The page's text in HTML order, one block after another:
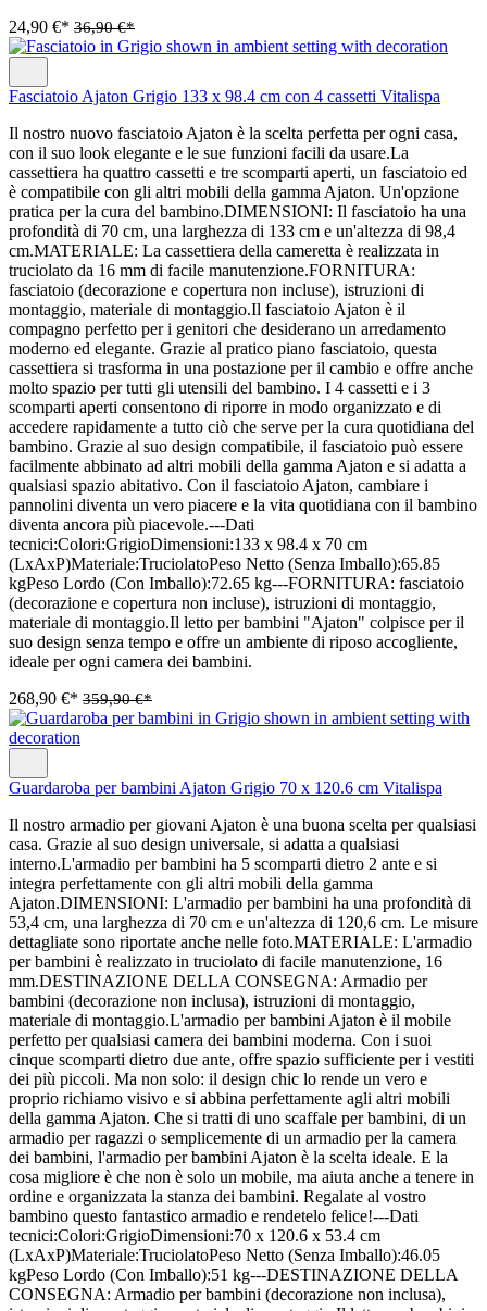
24,90 €* 36,90 €*
Fasciatoio Ajaton Grigio 133 x 98.4 cm con 4 cassetti Vitalispa
Il nostro nuovo fasciatoio Ajaton è la scelta perfetta per ogni casa,
con il suo look elegante e le sue funzioni facili da usare.La
cassettiera ha quattro cassetti e tre scomparti aperti, un fasciatoio ed
è compatibile con gli altri mobili della gamma Ajaton. Un'opzione
pratica per la cura del bambino.DIMENSIONI: Il fasciatoio ha una
profondità di 70 cm, una larghezza di 133 cm e un'altezza di 98,4
cm.MATERIALE: La cassettiera della cameretta è realizzata in
truciolato da 16 mm di facile manutenzione.FORNITURA:
fasciatoio (decorazione e copertura non incluse), istruzioni di
montaggio, materiale di montaggio.Il fasciatoio Ajaton è il
compagno perfetto per i genitori che desiderano un arredamento
moderno ed elegante. Grazie al pratico piano fasciatoio, questa
cassettiera si trasforma in una postazione per il cambio e offre anche
molto spazio per tutti gli utensili del bambino. I 4 cassetti e i 3
scomparti aperti consentono di riporre in modo organizzato e di
accedere rapidamente a tutto ciò che serve per la cura quotidiana del
bambino. Grazie al suo design compatibile, il fasciatoio può essere
facilmente abbinato ad altri mobili della gamma Ajaton e si adatta a
qualsiasi spazio abitativo. Con il fasciatoio Ajaton, cambiare i
pannolini diventa un vero piacere e la vita quotidiana con il bambino
diventa ancora più piacevole.---Dati
tecnici:Colori:GrigioDimensioni:133 x 98.4 x 70 cm
(LxAxP)Materiale:TruciolatoPeso Netto (Senza Imballo):65.85
kgPeso Lordo (Con Imballo):72.65 kg---FORNITURA: fasciatoio
(decorazione e copertura non incluse), istruzioni di montaggio,
materiale di montaggio.Il letto per bambini "Ajaton" colpisce per il
suo design senza tempo e offre un ambiente di riposo accogliente,
ideale per ogni camera dei bambini.
268,90 €* 359,90 €*
Guardaroba per bambini Ajaton Grigio 70 x 120.6 cm Vitalispa
Il nostro armadio per giovani Ajaton è una buona scelta per qualsiasi
casa. Grazie al suo design universale, si adatta a qualsiasi
interno.L'armadio per bambini ha 5 scomparti dietro 2 ante e si
integra perfettamente con gli altri mobili della gamma
Ajaton.DIMENSIONI: L'armadio per bambini ha una profondità di
53,4 cm, una larghezza di 70 cm e un'altezza di 120,6 cm. Le misure
dettagliate sono riportate anche nelle foto.MATERIALE: L'armadio
per bambini è realizzato in truciolato di facile manutenzione, 16
mm.DESTINAZIONE DELLA CONSEGNA: Armadio per
bambini (decorazione non inclusa), istruzioni di montaggio,
materiale di montaggio.L'armadio per bambini Ajaton è il mobile
perfetto per qualsiasi camera dei bambini moderna. Con i suoi
cinque scomparti dietro due ante, offre spazio sufficiente per i vestiti
dei più piccoli. Ma non solo: il design chic lo rende un vero e
proprio richiamo visivo e si abbina perfettamente agli altri mobili
della gamma Ajaton. Che si tratti di uno scaffale per bambini, di un
armadio per ragazzi o semplicemente di un armadio per la camera
dei bambini, l'armadio per bambini Ajaton è la scelta ideale. E la
cosa migliore è che non è solo un mobile, ma aiuta anche a tenere in
ordine e organizzata la stanza dei bambini. Regalate al vostro
bambino questo fantastico armadio e rendetelo felice!---Dati
tecnici:Colori:GrigioDimensioni:70 x 120.6 x 53.4 cm
(LxAxP)Materiale:TruciolatoPeso Netto (Senza Imballo):46.05
kgPeso Lordo (Con Imballo):51 kg---DESTINAZIONE DELLA
CONSEGNA: Armadio per bambini (decorazione non inclusa),